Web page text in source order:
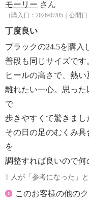
モーリー さん
（購入日：2026/07/05｜公開日
丁度良い
ブラックの24.5を購入
普段も同じサイズです
ヒールの高さで、熱
離れたい一心。思っ
で
歩きやすくて驚きまし
その日の足のむくみ
を
調整すれば良いので何
1 人が「参考になった」
このお客様の他の